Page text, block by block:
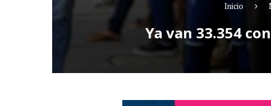
Inicio
Ya van 33.354